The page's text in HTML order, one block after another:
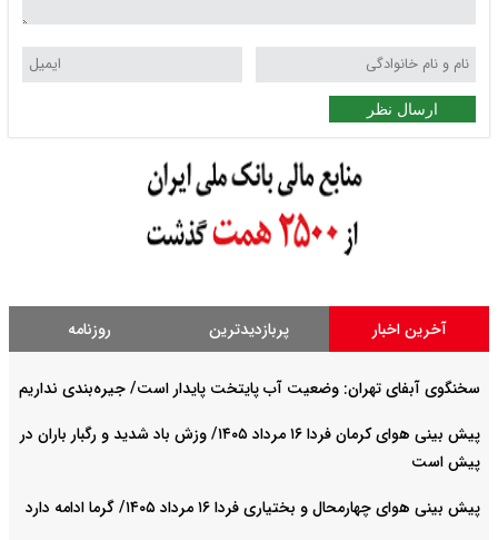
ارسال نظر
آخرین اخبار پربازدیدترین روزنامه
سخنگوی آبفای تهران: وضعیت آب پایتخت پایدار است/ جیره‌بندی نداریم
پیش بینی هوای کرمان فردا ۱۶ مرداد ۱۴۰۵/ وزش باد شدید و رگبار باران در
پیش است
پیش بینی هوای چهارمحال و بختیاری فردا ۱۶ مرداد ۱۴۰۵/ گرما ادامه دارد